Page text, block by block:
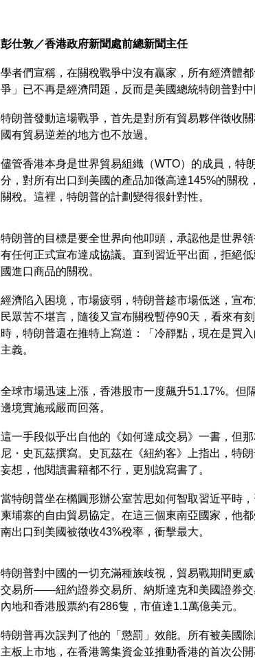
彭仕敦／香港政府新聞處前總新聞主任
學者們宣稱，在關稅戰爭中沒有贏家，所有經濟體
爭」已不再是經濟問題，反而是美國總統特朗普對
特朗普發動這場戰爭，首先是對所有貿易夥伴徵收
國有貿易逆差的地方也不放過。
儘管香港本身是世界貿易組織（WTO）的成員，特
分，對所有出口到美國的產品加徵高達145%的關
關稅。這裡，特朗普的計劃變得很針對性。
特朗普的目標是要全世界向他叩頭，承認他是世界
有任何正式宣布達成協議。直到習近平出面，拒絕
國進口商品的關稅。
經濟陷入困境，市場疲弱，特朗普趁市場低迷，宣
民眾苦不堪言，隨後又宣布關稅暫停90天，看來有
時，特朗普還在推特上寫道：「冷靜點，現在是買
主義。
全球市場迅速上漲，香港股市一度飆升51.17%。但
邊境實施戒嚴而回落。
這一手段似乎出自他的《如何達成交易》一書，但
尼・史瓦茲撰寫。史瓦茲在《紐約客》上指出，特
妄想，他閱讀書籍都不行，更別說寫書了。
當特朗普坐在橢圓形辦公室苦思如何智取習近平時
柬埔寨的自由貿易協定。在這三個東南亞國家，他
南出口到美國被徵收43%稅率，衝擊最大。
特朗普對中國的一切充滿種族歧視，貿易戰期間更
交易所——紐約證券交易所、納斯達克和美國證券
內地和香港股票約有286隻，市值達1.1萬億美元。
特朗普再次誤判了他的「懲罰」效能。所有被美國
主板上市地，在香港籌集資金並推動香港的首次公開